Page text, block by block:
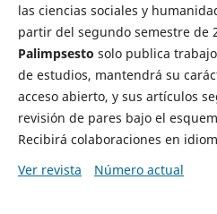
las ciencias sociales y
partir del segundo semestre de
Palimpsesto solo publica
de estudios, mantendrá su
acceso abierto, y sus artículos
revisión de pares bajo el
Recibirá colaboraciones en
Ver revista
Número actual